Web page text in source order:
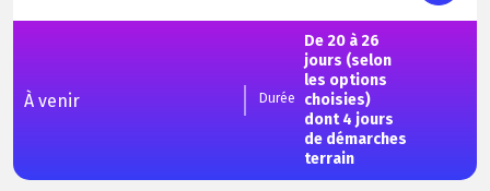
À venir Durée
De 20 à 26
jours (selon
les options
choisies)
dont 4 jours
de démarches
terrain